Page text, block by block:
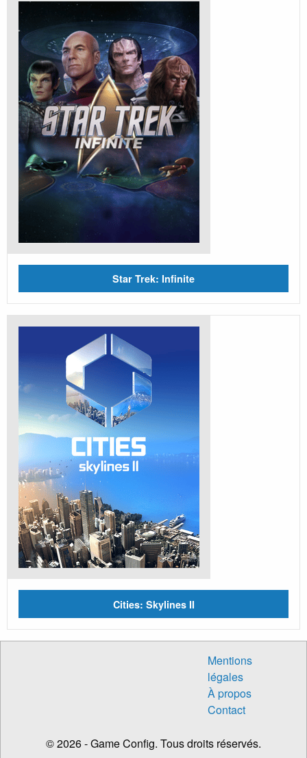
Star Trek: Infinite
Cities: Skylines II
Mentions
légales
À propos
Contact
© 2026 - Game Config. Tous droits réservés.